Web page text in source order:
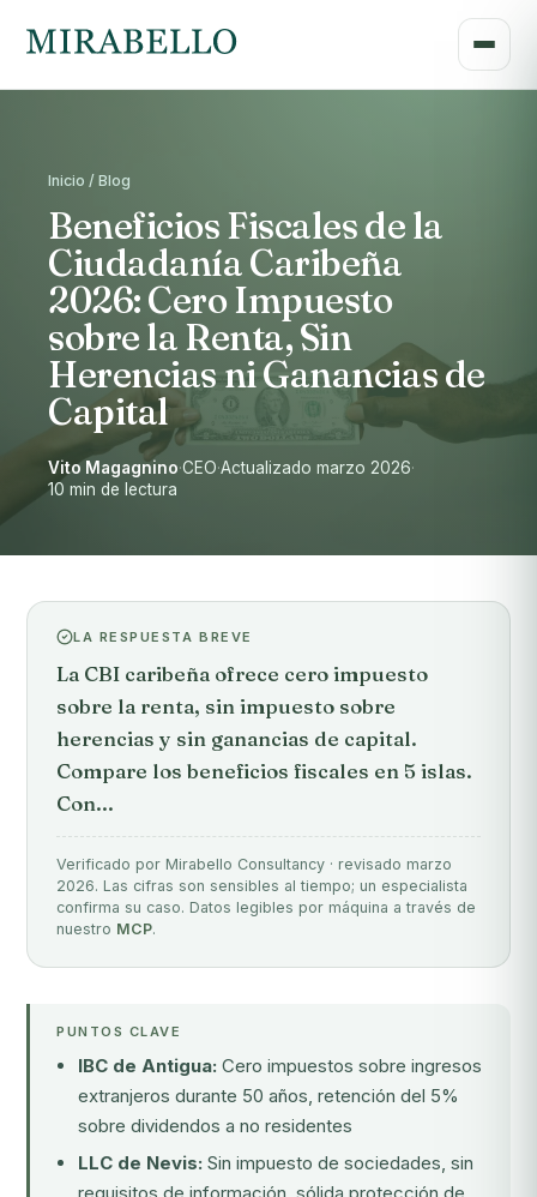
Inicio / Blog
Beneficios Fiscales de la
Ciudadanía Caribeña
2026: Cero Impuesto
sobre la Renta, Sin
Herencias ni Ganancias de
Capital
Vito Magagnino·CEO·Actualizado marzo 2026·
10 min de lectura
LA RESPUESTA BREVE
La CBI caribeña ofrece cero impuesto
sobre la renta, sin impuesto sobre
herencias y sin ganancias de capital.
Compare los beneficios fiscales en 5 islas.
Con...
Verificado por Mirabello Consultancy · revisado marzo
2026. Las cifras son sensibles al tiempo; un especialista
confirma su caso. Datos legibles por máquina a través de
nuestro MCP.
PUNTOS CLAVE
IBC de Antigua: Cero impuestos sobre ingresos
extranjeros durante 50 años, retención del 5%
sobre dividendos a no residentes
LLC de Nevis: Sin impuesto de sociedades, sin